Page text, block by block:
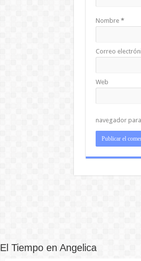
Nombre *
Correo
Web
navegador
El Tiempo en Angelica